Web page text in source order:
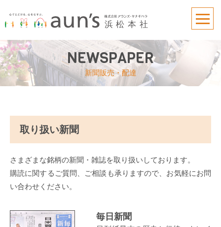
NEWSPAPER
新聞販売・配達
取り扱い新聞
さまざまな銘柄の新聞・雑誌を取り扱いしております。
購読に関するご質問、ご相談も承りますので、お気軽にお問
い合わせください。
毎日新聞